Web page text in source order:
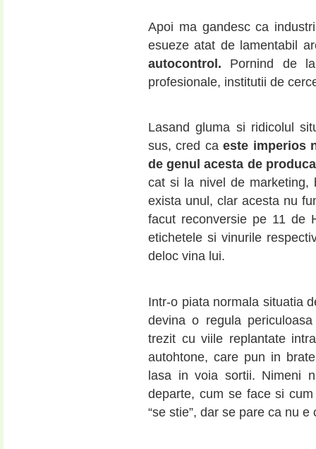
Apoi ma gandesc ca
esueze atat de lamentabil
autocontrol. Pornind de
profesionale, institutii de
Lasand gluma si ridicolul
sus, cred caeste imperios
de genul acesta de
cat si la nivel de marketing,
exista unul, clar acesta nu
facut reconversie pe 11
etichetele si vinurile
deloc vina lui.
Intr-o piata normala situatia
devina o regula
trezit cu viile replantate
autohtone, care pun in
lasa in voia sortii. Nimeni
departe, cum se face si
“se stie”, dar se pare ca nu